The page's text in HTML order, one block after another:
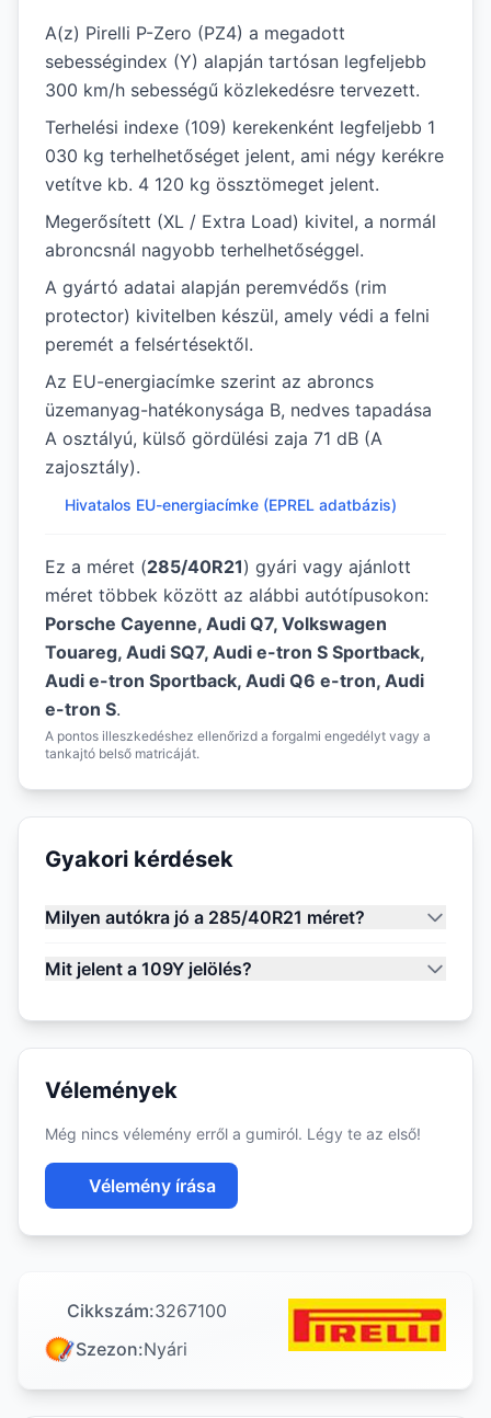
A(z) Pirelli P-Zero (PZ4) a megadott
sebességindex (Y) alapján tartósan legfeljebb
300 km/h sebességű közlekedésre tervezett.
Terhelési indexe (109) kerekenként legfeljebb 1
030 kg terhelhetőséget jelent, ami négy kerékre
vetítve kb. 4 120 kg össztömeget jelent.
Megerősített (XL / Extra Load) kivitel, a normál
abroncsnál nagyobb terhelhetőséggel.
A gyártó adatai alapján peremvédős (rim
protector) kivitelben készül, amely védi a felni
peremét a felsértésektől.
Az EU-energiacímke szerint az abroncs
üzemanyag-hatékonysága B, nedves tapadása
A osztályú, külső gördülési zaja 71 dB (A
zajosztály).
Hivatalos EU-energiacímke (EPREL adatbázis)
Ez a méret (285/40R21) gyári vagy ajánlott
méret többek között az alábbi autótípusokon:
Porsche Cayenne, Audi Q7, Volkswagen
Touareg, Audi SQ7, Audi e-tron S Sportback,
Audi e-tron Sportback, Audi Q6 e-tron, Audi
e-tron S.
A pontos illeszkedéshez ellenőrizd a forgalmi engedélyt vagy a
tankajtó belső matricáját.
Gyakori kérdések
Milyen autókra jó a 285/40R21 méret?
Mit jelent a 109Y jelölés?
Vélemények
Még nincs vélemény erről a gumiról. Légy te az első!
Vélemény írása
Cikkszám:3267100
Szezon:Nyári